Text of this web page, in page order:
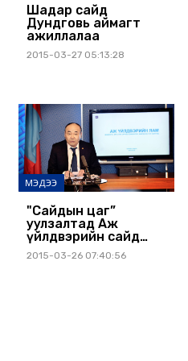
Шадар сайд
Дундговь аймагт
ажиллалаа
2015-03-27 05:13:28
МЭДЭЭ
"Сайдын цаг”
уулзалтад Аж
үйлдвэрийн сайд
Д.Эрдэнэбат
оролцлоо
2015-03-26 07:40:56